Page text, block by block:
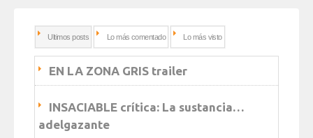
Ultimos posts Lo más comentado Lo más visto
EN LA ZONA GRIS trailer
INSACIABLE crítica: La sustancia…
adelgazante